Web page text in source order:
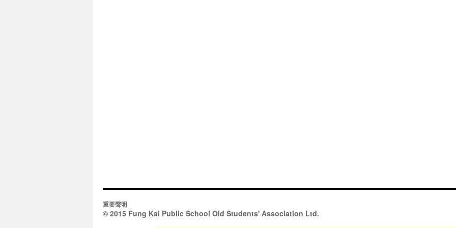
重要聲明
© 2015 Fung Kai Public School Old Students' Association Ltd.